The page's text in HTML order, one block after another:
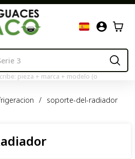
pieza + marca + modelo (o
/ soporte-del-radiador